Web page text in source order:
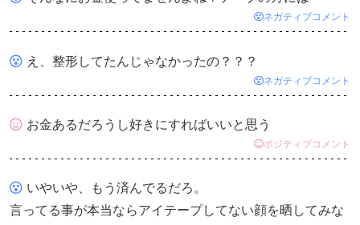
ネガティブコメント
え、整形してたんじゃなかったの？？？
ネガティブコメント
お金あるだろうし好きにすればいいと思う
ポジティブコメント
いやいや、もう済んでるだろ。
言ってる事が本当ならアイテープしてない顔を晒してみな